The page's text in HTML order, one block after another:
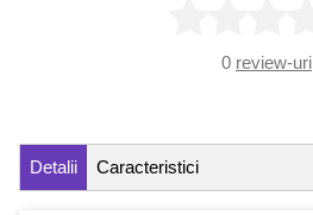
0 review-uri
Detalii Caracteristici